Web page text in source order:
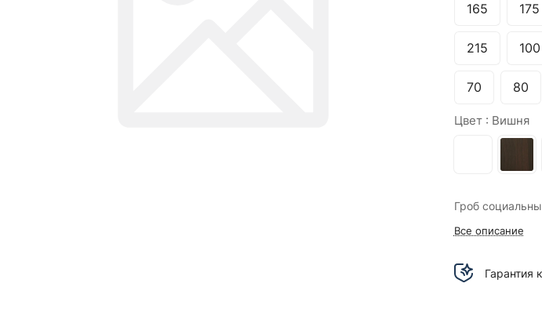
165 175
215 100
70 80
Цвет : Вишня
Гроб
Все описание
Гарантия